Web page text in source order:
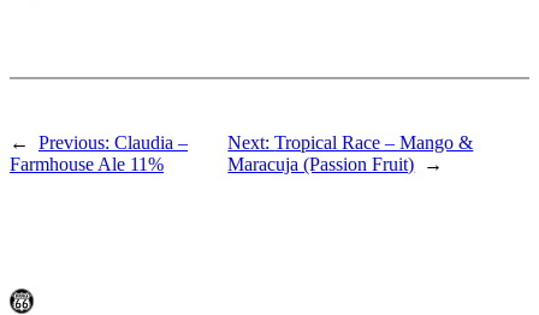
← Previous: Claudia –
Farmhouse Ale 11%
Next:Tropical Race – Mango &
Maracuja (Passion Fruit)
→